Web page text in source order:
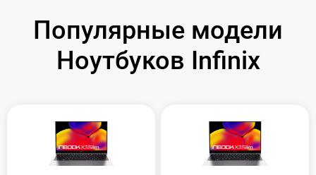
Популярные модели
Ноутбуков Infinix